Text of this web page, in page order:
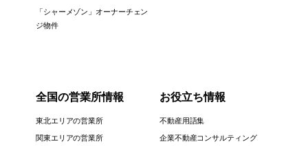
「シャーメゾン」オーナーチェン
ジ物件
全国の営業所情報
東北エリアの営業所
関東エリアの営業所
お役立ち情報
不動産用語集
企業不動産コンサルティング